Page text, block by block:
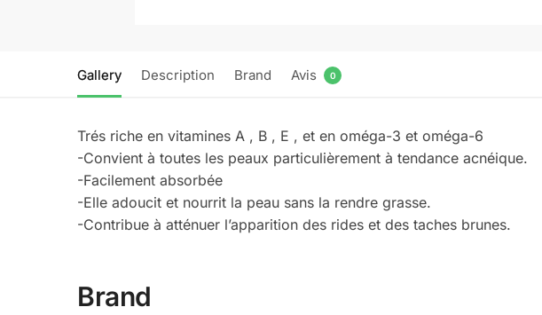
Gallery Description Brand Avis 0
Trés riche en vitamines A , B , E , et en oméga-3 et oméga-6
-Convient à toutes les peaux particulièrement à tendance acnéique.
-Facilement absorbée
-Elle adoucit et nourrit la peau sans la rendre grasse.
-Contribue à atténuer l’apparition des rides et des taches brunes.
Brand